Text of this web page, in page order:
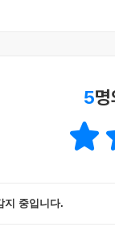
5
지 중입니다.